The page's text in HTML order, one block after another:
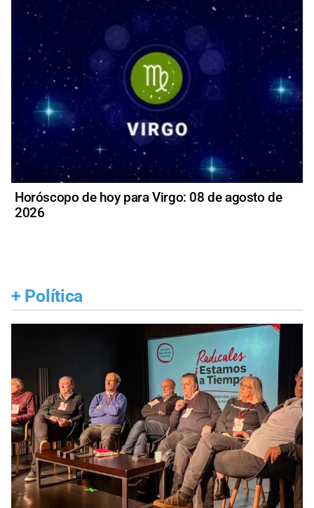
Horóscopo de hoy para Virgo: 08 de agosto de
2026
+ Política